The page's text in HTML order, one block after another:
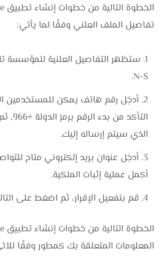
تفاصيل الملف العلني وفقًا لما يأتي:
N-S.
أدخِل رقم هاتف يمكن للمستخدمين
الذي سيتم إرساله إليك.
أدخِل عنوان بريد إلكتروني متاح
أكمل عملية إثبات الملكية.
قم بتفعيل الإقرار، ثم اضغط على
المعلومات المتعلقة بك كمطور وفقًا